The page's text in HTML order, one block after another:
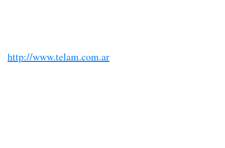
http://www.telam.com.ar